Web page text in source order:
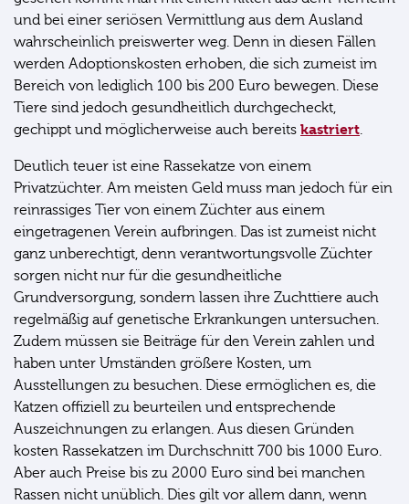
und bei einer seriösen Vermittlung aus dem Ausland
wahrscheinlich preiswerter weg. Denn in diesen Fällen
werden Adoptionskosten erhoben, die sich zumeist im
Bereich von lediglich 100 bis 200 Euro bewegen. Diese
Tiere sind jedoch gesundheitlich durchgecheckt,
gechippt und möglicherweise auch bereits kastriert.
Deutlich teuer ist eine Rassekatze von einem
Privatzüchter. Am meisten Geld muss man jedoch für ein
reinrassiges Tier von einem Züchter aus einem
eingetragenen Verein aufbringen. Das ist zumeist nicht
ganz unberechtigt, denn verantwortungsvolle Züchter
sorgen nicht nur für die gesundheitliche
Grundversorgung, sondern lassen ihre Zuchttiere auch
regelmäßig auf genetische Erkrankungen untersuchen.
Zudem müssen sie Beiträge für den Verein zahlen und
haben unter Umständen größere Kosten, um
Ausstellungen zu besuchen. Diese ermöglichen es, die
Katzen offiziell zu beurteilen und entsprechende
Auszeichnungen zu erlangen. Aus diesen Gründen
kosten Rassekatzen im Durchschnitt 700 bis 1000 Euro.
Aber auch Preise bis zu 2000 Euro sind bei manchen
Rassen nicht unüblich. Dies gilt vor allem dann, wenn